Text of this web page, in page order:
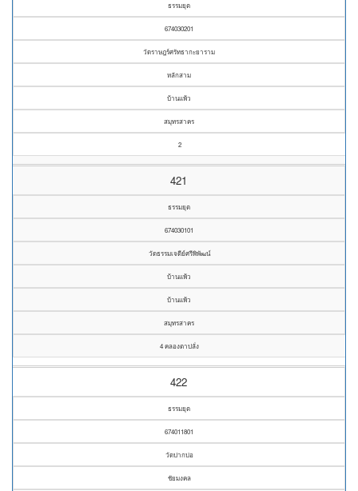
ธรรมยุต
674030201
วัดราษฎร์ศรัทธากะยาราม
หลักสาม
บ้านแพ้ว
สมุทรสาคร
2
421
ธรรมยุต
674030101
วัดธรรมเจดีย์ศรีพิพัฒน์
บ้านแพ้ว
บ้านแพ้ว
สมุทรสาคร
4 คลองตาปลั่ง
422
ธรรมยุต
674011801
วัดปากบ่อ
ชัยมงคล